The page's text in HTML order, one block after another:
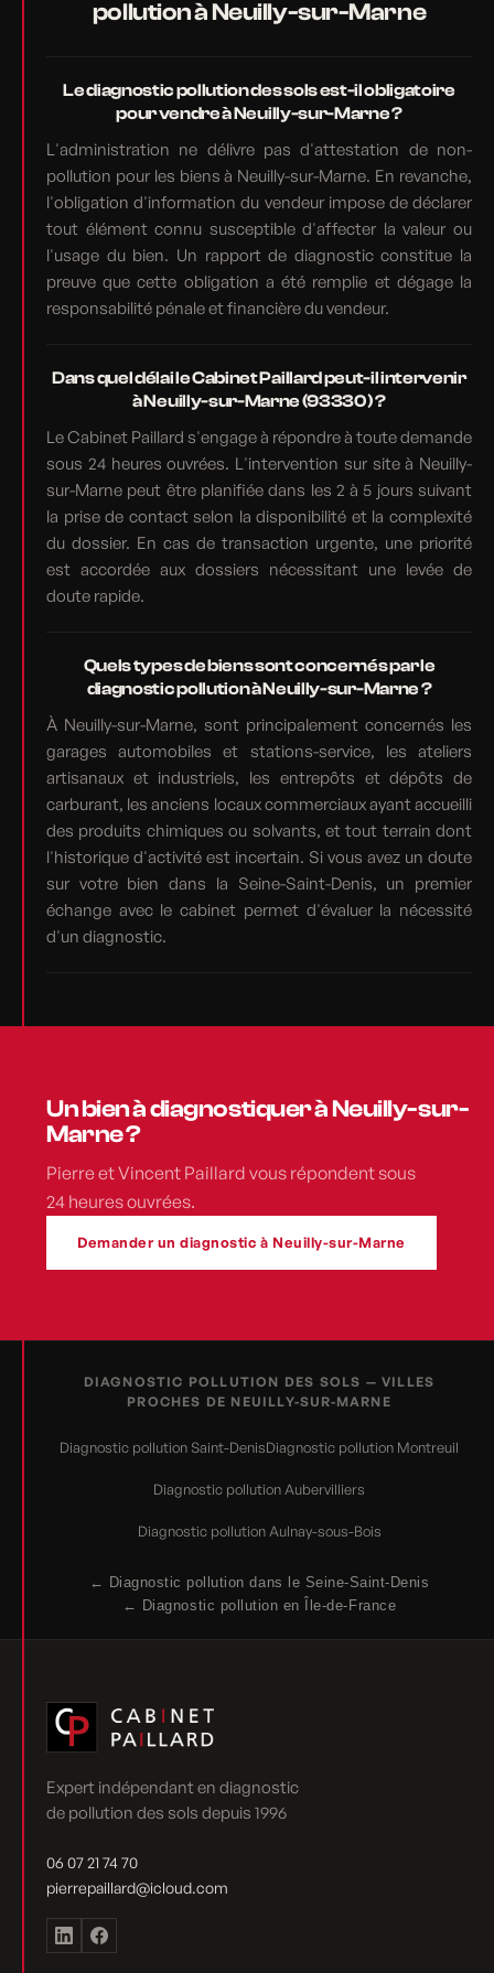
pollution à Neuilly-sur-Marne
Le diagnostic pollution des sols est-il obligatoire
pour vendre à Neuilly-sur-Marne ?
L'administration ne délivre pas d'attestation de non-
pollution pour les biens à Neuilly-sur-Marne. En revanche,
l'obligation d'information du vendeur impose de déclarer
tout élément connu susceptible d'affecter la valeur ou
l'usage du bien. Un rapport de diagnostic constitue la
preuve que cette obligation a été remplie et dégage la
responsabilité pénale et financière du vendeur.
Dans quel délai le Cabinet Paillard peut-il intervenir
à Neuilly-sur-Marne (93330) ?
Le Cabinet Paillard s'engage à répondre à toute demande
sous 24 heures ouvrées. L'intervention sur site à Neuilly-
sur-Marne peut être planifiée dans les 2 à 5 jours suivant
la prise de contact selon la disponibilité et la complexité
du dossier. En cas de transaction urgente, une priorité
est accordée aux dossiers nécessitant une levée de
doute rapide.
Quels types de biens sont concernés par le
diagnostic pollution à Neuilly-sur-Marne ?
À Neuilly-sur-Marne, sont principalement concernés les
garages automobiles et stations-service, les ateliers
artisanaux et industriels, les entrepôts et dépôts de
carburant, les anciens locaux commerciaux ayant accueilli
des produits chimiques ou solvants, et tout terrain dont
l'historique d'activité est incertain. Si vous avez un doute
sur votre bien dans la Seine-Saint-Denis, un premier
échange avec le cabinet permet d'évaluer la nécessité
d'un diagnostic.
Un bien à diagnostiquer à Neuilly-sur-
Marne ?
Pierre et Vincent Paillard vous répondent sous
24 heures ouvrées.
Demander un diagnostic à Neuilly-sur-Marne
DIAGNOSTIC POLLUTION DES SOLS — VILLES
PROCHES DE NEUILLY-SUR-MARNE
Diagnostic pollution Saint-DenisDiagnostic pollution Montreuil
Diagnostic pollution Aubervilliers
Diagnostic pollution Aulnay-sous-Bois
← Diagnostic pollution dans le Seine-Saint-Denis
← Diagnostic pollution en Île-de-France
Expert indépendant en diagnostic
de pollution des sols depuis 1996
06 07 21 74 70
pierrepaillard@icloud.com